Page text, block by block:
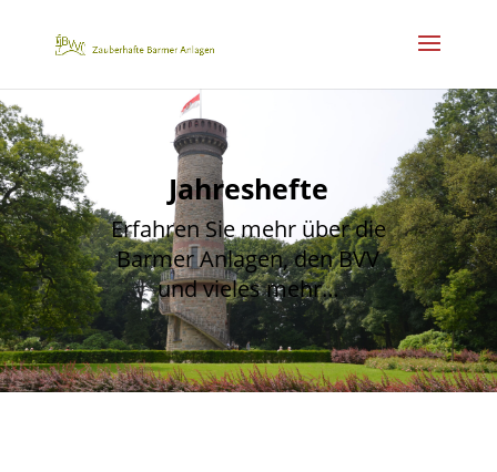
Jahreshefte
Erfahren Sie mehr über die
Barmer Anlagen, den BVV
und vieles mehr…